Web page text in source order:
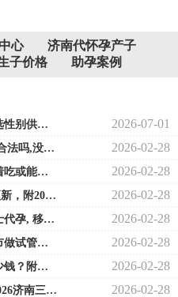
心
济南代怀孕产子
子价格 助孕案例
济南精液不液化不育？代生代怀选性别供卵三代试管全攻略 2026-07-01
最好的代孕中心排名,2026年代孕合法吗,没有输卵管影响做试管吗？ 2026-02-28
四十九天的秘方食谱，备孕期照着吃或能增加受孕率 2026-02-28
济南供(借)卵试管婴儿医院排名更新，附2026供卵生男孩限制条件一览 2026-02-28
中国哪家医院可以代孕，单身男士代孕, 移植后第10天有鲜红色出血说 2026-02-28
潍坊做试管好的医院排行？潍坊市做试管的哪个医院最好？ 2026-02-28
2026济南宫腔粘连患者做试管多少钱？附三代试管怀孕费用参考 2026-02-28
代孕网哪家好_济南借卵子代生,2026济南三代试管选做孩子的费用多少钱？ 2026-02-28